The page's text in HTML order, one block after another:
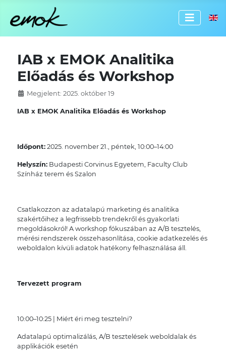
IAB x EMOK Analitika
Előadás és Workshop
Megjelent: 2025. október 19
IAB x EMOK Analitika Előadás és Workshop
Időpont:2025. november 21., péntek, 10:00–14:00
Helyszín:Budapesti Corvinus Egyetem, Faculty Club
Színház terem és Szalon
Csatlakozzon az adatalapú marketing és analitika
szakértőihez a legfrissebb trendekről és gyakorlati
megoldásokról! A workshop fókuszában az A/B tesztelés,
mérési rendszerek összehasonlítása, cookie adatkezelés és
weboldalon kívüli adatok hatékony felhasználása áll.
Tervezett program
10:00–10:25 | Miért éri meg tesztelni?
Adatalapú optimalizálás, A/B tesztelések weboldalak és
applikációk esetén